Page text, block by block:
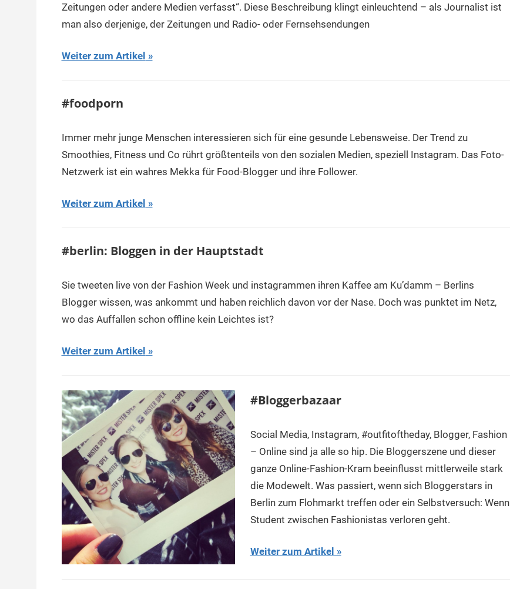
Zeitungen oder andere Medien verfasst“. Diese Beschreibung klingt einleuchtend – als Journalist ist
man also derjenige, der Zeitungen und Radio- oder Fernsehsendungen
Weiter zum Artikel
#foodporn
Immer mehr junge Menschen interessieren sich für eine gesunde Lebensweise. Der Trend zu
Smoothies, Fitness und Co rührt größtenteils von den sozialen Medien, speziell Instagram. Das Foto-
Netzwerk ist ein wahres Mekka für Food-Blogger und ihre Follower.
Weiter zum Artikel
#berlin: Bloggen in der Hauptstadt
Sie tweeten live von der Fashion Week und instagrammen ihren Kaffee am Ku’damm – Berlins
Blogger wissen, was ankommt und haben reichlich davon vor der Nase. Doch was punktet im Netz,
wo das Auffallen schon offline kein Leichtes ist?
Weiter zum Artikel
#Bloggerbazaar
Social Media, Instagram, #outfitoftheday, Blogger, Fashion
– Online sind ja alle so hip. Die Bloggerszene und dieser
ganze Online-Fashion-Kram beeinflusst mittlerweile stark
die Modewelt. Was passiert, wenn sich Bloggerstars in
Berlin zum Flohmarkt treffen oder ein Selbstversuch: Wenn
Student zwischen Fashionistas verloren geht.
Weiter zum Artikel